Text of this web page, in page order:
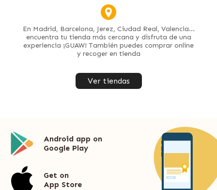
En Madrid, Barcelona, Jerez, Ciudad Real, Valencia...
encuentra tu tienda más cercana y disfruta de una
experiencia ¡GUAW! También puedes comprar online
y recoger en tienda
Ver tiendas
Android app on
Google Play
Get on
App Store